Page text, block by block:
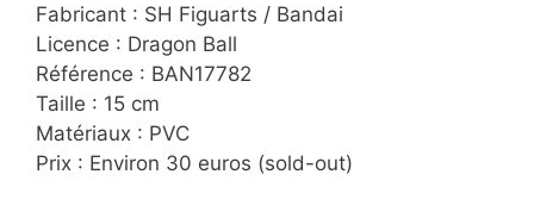
Fabricant : SH Figuarts / Bandai
Licence : Dragon Ball
Référence : BAN17782
Taille : 15 cm
Matériaux : PVC
Prix : Environ 30 euros (sold-out)